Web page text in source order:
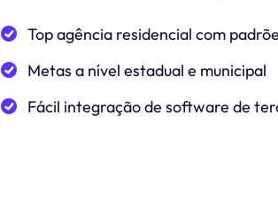
Top agência residencial com
Metas a nível estadual e municipal
Fácil integração de software de